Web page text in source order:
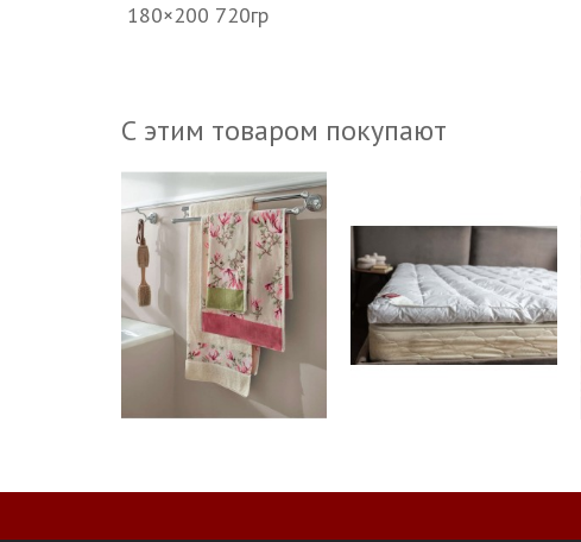
180×200 720гр
С этим товаром покупают